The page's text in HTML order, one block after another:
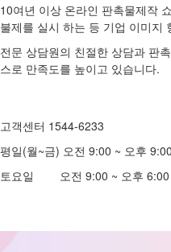
10여년 이상 온라인 판촉물제작
불제를 실시 하는 등 기업 이미지
전문 상담원의 친절한 상담과 판
스로 만족도를 높이고 있습니다.
고객센터 1544-6233
평일(월~금) 오전 9:00 ~ 오후 9:00
토요일 오전 9:00 ~ 오후 6:00